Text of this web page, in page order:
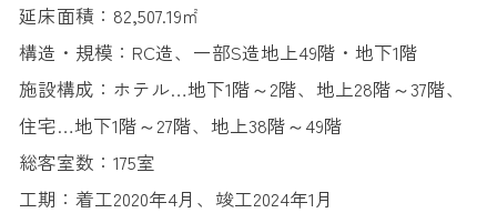
延床面積：82,507.19㎡
構造・規模：RC造、一部S造地上49階・地下1階
施設構成：ホテル…地下1階～2階、地上28階～37階、
住宅…地下1階～27階、地上38階～49階
総客室数：175室
工期：着工2020年4月、竣工2024年1月